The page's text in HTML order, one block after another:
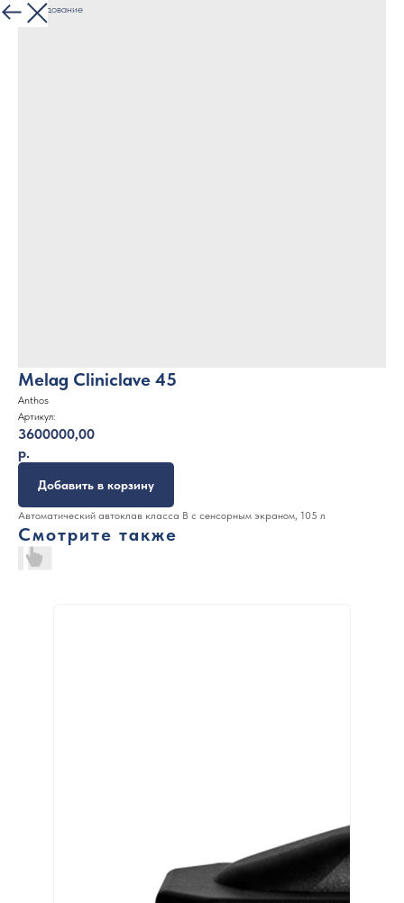
Все оборудование
Melag Cliniclave 45
Anthos
Артикул:
3600000,00
р.
Добавить в корзину
Автоматический автоклав класса B с сенсорным экраном, 105 л
Смотрите также